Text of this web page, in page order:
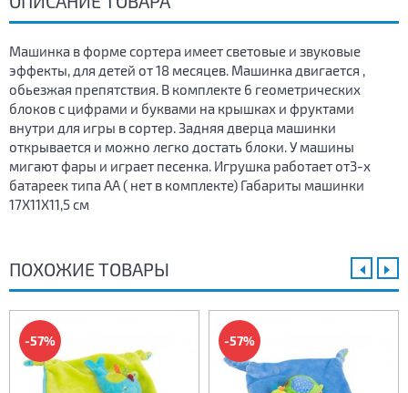
Машинка в форме сортера имеет световые и звуковые
эффекты, для детей от 18 месяцев. Машинка двигается ,
обьезжая препятствия. В комплекте 6 геометрических
блоков с цифрами и буквами на крышках и фруктами
внутри для игры в сортер. Задняя дверца машинки
открывается и можно легко достать блоки. У машины
мигают фары и играет песенка. Игрушка работает от3-х
батареек типа АА ( нет в комплекте) Габариты машинки
17X11X11,5 см
ПОХОЖИЕ ТОВАРЫ
-57% -57%